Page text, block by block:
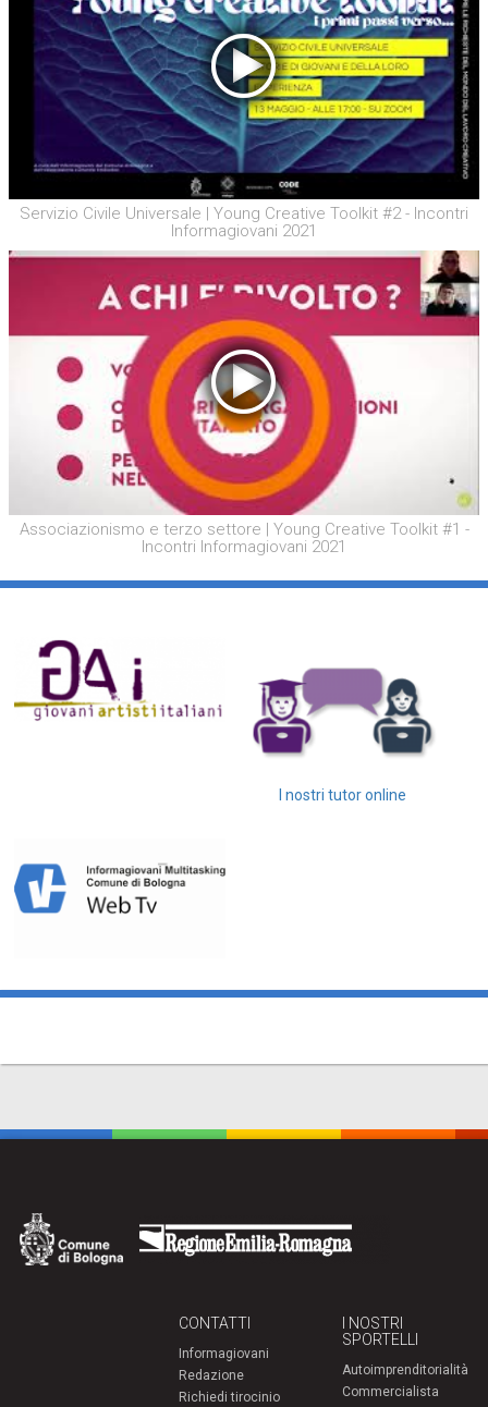
Servizio Civile Universale | Young Creative Toolkit #2 - Incontri
Informagiovani 2021
Associazionismo e terzo settore | Young Creative Toolkit #1 -
Incontri Informagiovani 2021
I nostri tutor online
CONTATTI
Informagiovani
Redazione
Richiedi tirocinio
I NOSTRI
SPORTELLI
Autoimprenditorialità
Commercialista